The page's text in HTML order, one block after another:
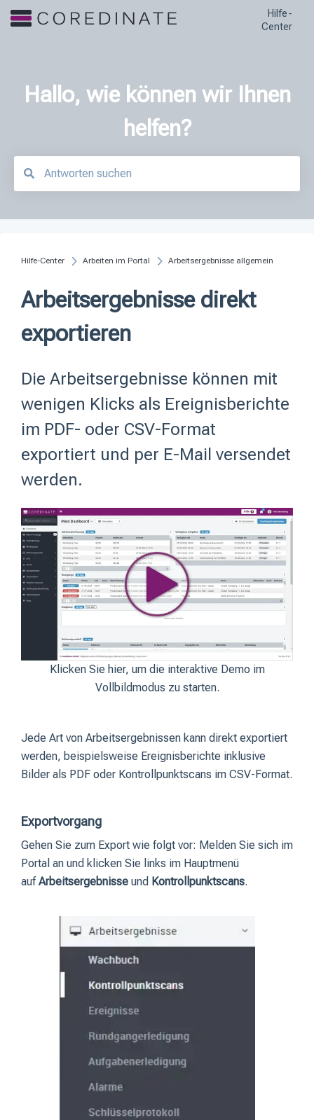
Hilfe-
Center
Hallo, wie können wir Ihnen
helfen?
Hilfe-Center Arbeiten im Portal Arbeitsergebnisse allgemein
Arbeitsergebnisse direkt
exportieren
Die Arbeitsergebnisse können mit
wenigen Klicks als Ereignisberichte
im PDF- oder CSV-Format
exportiert und per E-Mail versendet
werden.
Klicken Sie hier, um die interaktive Demo im
Vollbildmodus zu starten.
Jede Art von Arbeitsergebnissen kann direkt exportiert
werden, beispielsweise Ereignisberichte inklusive
Bilder als PDF oder Kontrollpunktscans im CSV-Format.
Exportvorgang
Gehen Sie zum Export wie folgt vor: Melden Sie sich im
Portal an und klicken Sie links im Hauptmenü
auf Arbeitsergebnisse und Kontrollpunktscans.